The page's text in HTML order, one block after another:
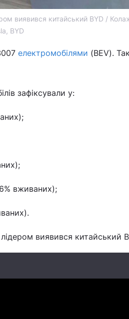
виявився китайський BYD /
BYD
електромобілями (BEV).
зафіксували у:
вживаних);
виявився китайський